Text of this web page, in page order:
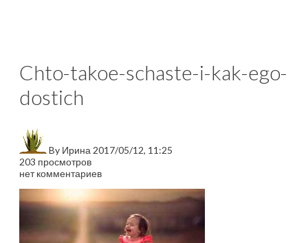
Chto-takoe-schaste-i-kak-ego-
dostich
By Ирина 2017/05/12, 11:25
203 просмотров
нет комментариев